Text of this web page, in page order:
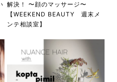
解決！ 〜顔のマッサージ〜
【WEEKEND BEAUTY 週末メ
ンテ相談室】